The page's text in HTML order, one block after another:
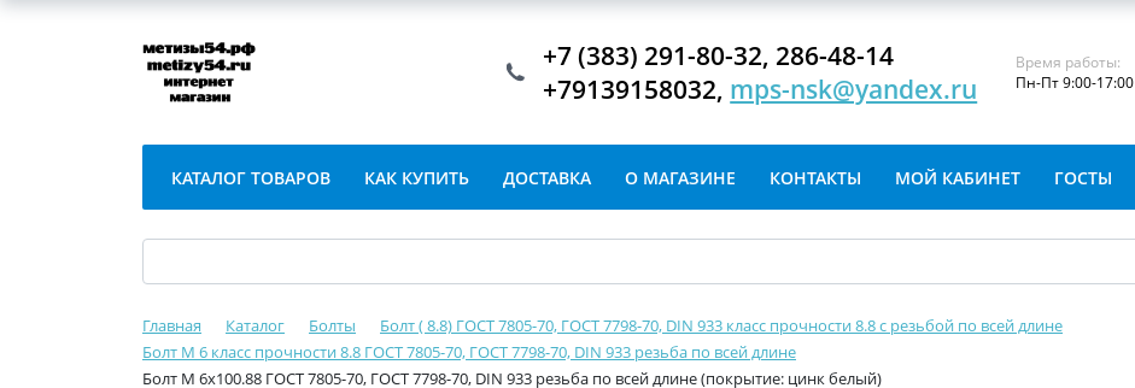
+7 (383) 291-80-32, 286-48-14
+79139158032, mps-nsk@yandex.ru
Время работы:
Пн-Пт 9:00-17:00
КАТАЛОГ ТОВАРОВ КАК КУПИТЬ ДОСТАВКА О МАГАЗИНЕ КОНТАКТЫ МОЙ КАБИНЕТ ГОСТЫ
Главная Каталог Болты
Болт ( 8.8) ГОСТ 7805-70, ГОСТ 7798-70, DIN 933 класс прочности 8.8 с резьбой по всей длине
Болт М 6 класс прочности 8.8 ГОСТ 7805-70, ГОСТ 7798-70, DIN 933 резьба по всей длине
Болт М 6х100.88 ГОСТ 7805-70, ГОСТ 7798-70, DIN 933 резьба по всей длине (покрытие: цинк белый)